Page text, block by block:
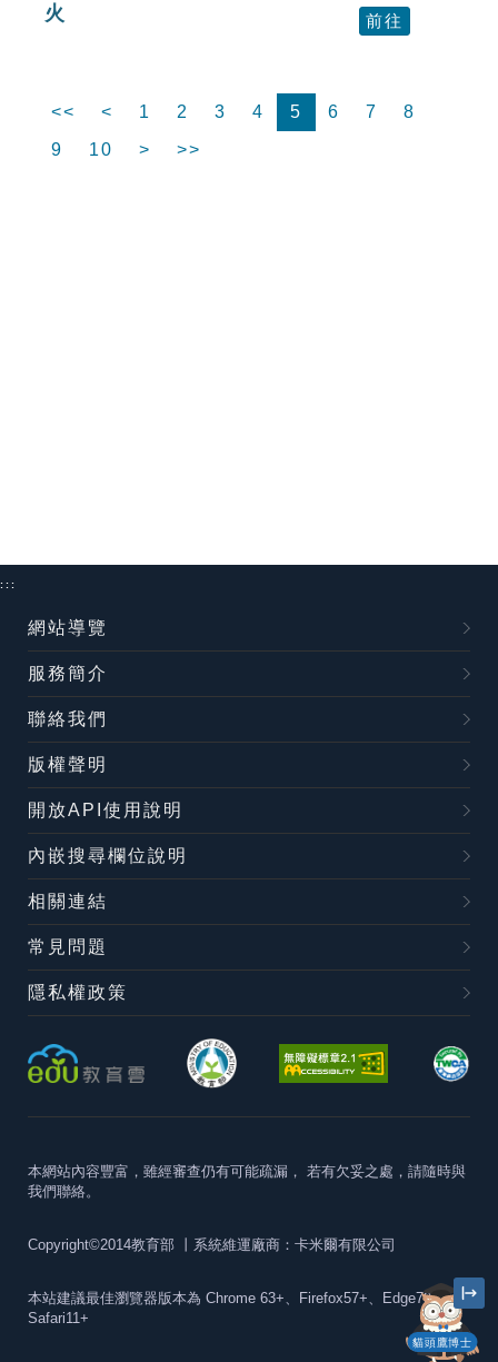
火 前往
<< < 1 2 3 4 5 6 7
8
9
10 > >>
貓頭鷹博士
:::
網站導覽
服務簡介
聯絡我們
版權聲明
開放API使用說明
內嵌搜尋欄位說明
相關連結
常見問題
隱私權政策
本網站內容豐富，雖經審查仍有可能疏漏， 若有欠妥之處，請隨時與
我們聯絡。
Copyright©2014教育部 丨系統維運廠商：卡米爾有限公司
本站建議最佳瀏覽器版本為 Chrome 63+、Firefox57+、Edge79+及
Safari11+